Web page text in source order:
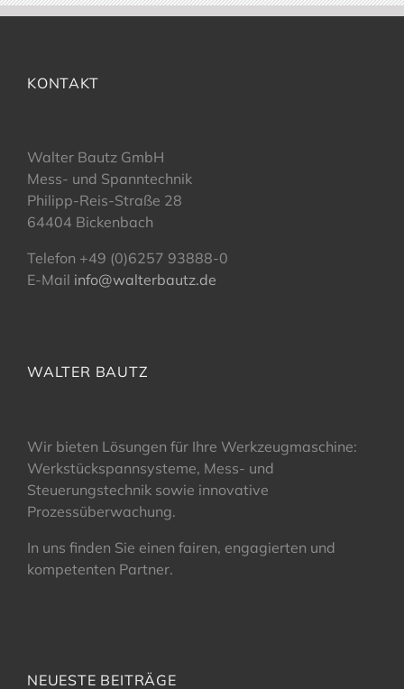
KONTAKT
Walter Bautz GmbH
Mess- und Spanntechnik
Philipp-Reis-Straße 28
64404 Bickenbach
Telefon +49 (0)6257 93888-0
E-Mail info@walterbautz.de
WALTER BAUTZ
Wir bieten Lösungen für Ihre Werkzeugmaschine:
Werkstückspannsysteme, Mess- und
Steuerungstechnik sowie innovative
Prozessüberwachung.
In uns finden Sie einen fairen, engagierten und
kompetenten Partner.
NEUESTE BEITRÄGE